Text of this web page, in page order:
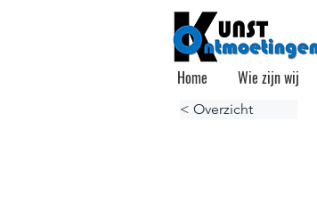
Home Wie zijn wij
< Overzicht